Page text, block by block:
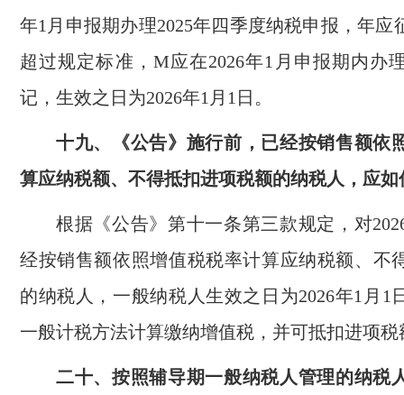
年1月申报期办理2025年四季度纳税申报，年应
超过规定标准，M应在2026年1月申报期内办
记，生效之日为2026年1月1日。
十九、《公告》施行前，已经按销售额依
算应纳税额、不得抵扣进项税额的纳税人，应如
根据《公告》第十一条第三款规定，对
经按销售额依照增值税税率计算应纳税额、不
的纳税人，一般纳税人生效之日为2026年1月1
一般计税方法计算缴纳增值税，并可抵扣进项税
二十、按照辅导期一般纳税人管理的纳税